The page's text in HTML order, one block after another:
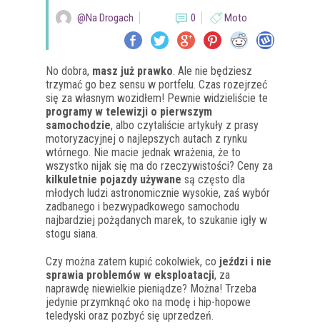
@Na Drogach 0 Moto
No dobra, masz już prawko. Ale nie będziesz
trzymać go bez sensu w portfelu. Czas rozejrzeć
się za własnym wozidłem! Pewnie widzieliście te
programy w telewizji o pierwszym
samochodzie, albo czytaliście artykuły z prasy
motoryzacyjnej o najlepszych autach z rynku
wtórnego. Nie macie jednak wrażenia, że to
wszystko nijak się ma do rzeczywistości? Ceny za
kilkuletnie pojazdy używane są często dla
młodych ludzi astronomicznie wysokie, zaś wybór
zadbanego i bezwypadkowego samochodu
najbardziej pożądanych marek, to szukanie igły w
stogu siana.
Czy można zatem kupić cokolwiek, co jeździ i nie
sprawia problemów w eksploatacji, za
naprawdę niewielkie pieniądze? Można! Trzeba
jedynie przymknąć oko na modę i hip-hopowe
teledyski oraz pozbyć się uprzedzeń.